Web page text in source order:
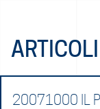
20071000 IL